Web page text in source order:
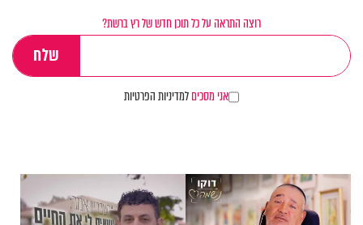
רוצה התראה על כל תוכן חדש של רץ ברשת?
אני מסכיםלמדיניות הפרטיות